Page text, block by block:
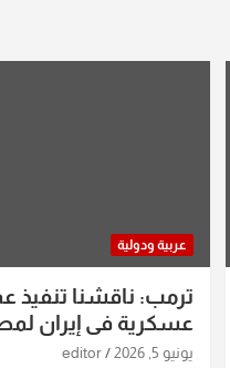
عربية ودولية
ترمب: ناقشنا تنفيذ
عسكرية في إيران
اليورانيوم
يونيو 5, 2026 editor